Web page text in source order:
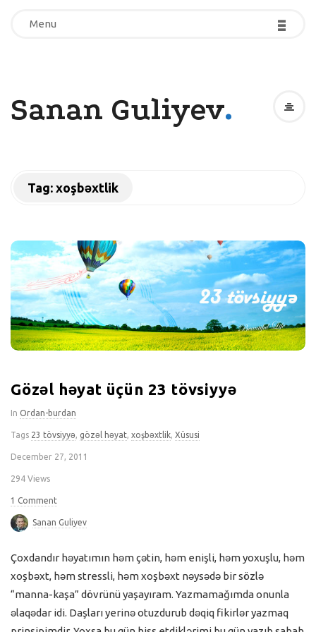
Menu -
-
-
Menu -
-
-
Sanan Guliyev.
Tag: xoşbəxtlik
Gözəl həyat üçün 23 tövsiyyə
In Ordan-burdan
Tags 23 tövsiyyə, gözəl həyat, xoşbəxtlik, Xüsusi
December 27, 2011
294 Views
1 Comment
Sanan Guliyev
Çoxdandır həyatımın həm çətin, həm enişli, həm yoxuşlu, həm
xoşbəxt, həm stressli, həm xoşbəxt nəysədə bir sözlə
“manna-kaşa” dövrünü yaşayıram. Yazmamağımda onunla
əlaqədar idi. Daşları yerinə otuzdurub dəqiq fikirlər yazmaq